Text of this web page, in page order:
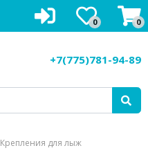
0 0
+7(775)781-94-89
Крепления для лыж